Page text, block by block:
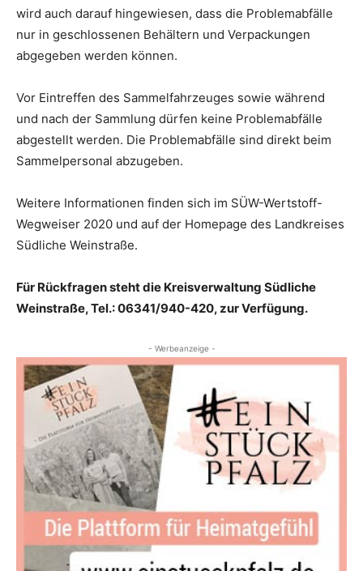
wird auch darauf hingewiesen, dass die Problemabfälle
nur in geschlossenen Behältern und Verpackungen
abgegeben werden können.
Vor Eintreffen des Sammelfahrzeuges sowie während
und nach der Sammlung dürfen keine Problemabfälle
abgestellt werden. Die Problemabfälle sind direkt beim
Sammelpersonal abzugeben.
Weitere Informationen finden sich im SÜW-Wertstoff-
Wegweiser 2020 und auf der Homepage des Landkreises
Südliche Weinstraße.
Für Rückfragen steht die Kreisverwaltung Südliche
Weinstraße, Tel.: 06341/940-420, zur Verfügung.
- Werbeanzeige -